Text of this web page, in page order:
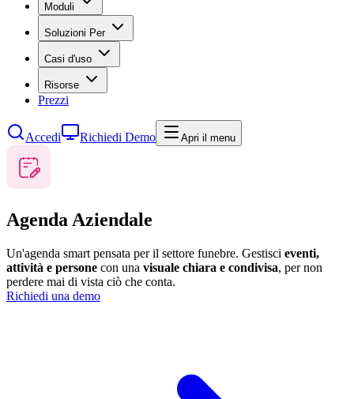
Moduli
Soluzioni Per
Casi d'uso
Risorse
Prezzi
Accedi Richiedi Demo Apri il menu
Agenda Aziendale
Un'agenda smart pensata per il settore funebre. Gestisci eventi,
attività e persone con una visuale chiara e condivisa, per non
perdere mai di vista ciò che conta.
Richiedi una demo